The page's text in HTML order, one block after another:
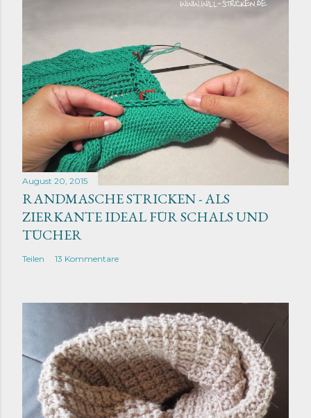
August 20, 2015
RANDMASCHE STRICKEN - ALS
ZIERKANTE IDEAL FÜR SCHALS UND
TÜCHER
Teilen 13 Kommentare